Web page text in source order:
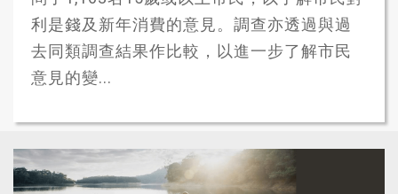
利是錢及新年消費的意見。調查亦透過與過
去同類調查結果作比較，以進一步了解市民
意見的變...